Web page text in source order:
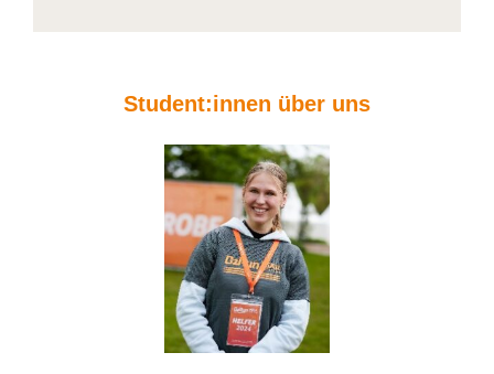
Student:innen über uns